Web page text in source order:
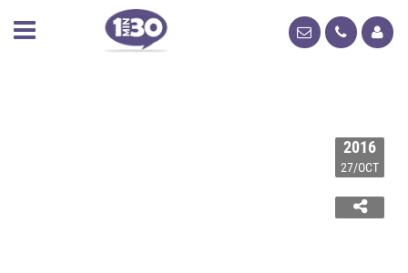
2016
27/OCT